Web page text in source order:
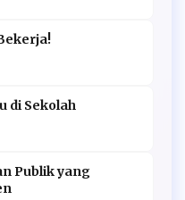
di Sekolah
Publik yang